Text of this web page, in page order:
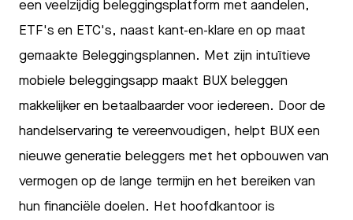
een veelzijdig beleggingsplatform met aandelen,
ETF's en ETC's, naast kant-en-klare en op maat
gemaakte Beleggingsplannen. Met zijn intuïtieve
mobiele beleggingsapp maakt BUX beleggen
makkelijker en betaalbaarder voor iedereen. Door de
handelservaring te vereenvoudigen, helpt BUX een
nieuwe generatie beleggers met het opbouwen van
vermogen op de lange termijn en het bereiken van
hun financiële doelen. Het hoofdkantoor is